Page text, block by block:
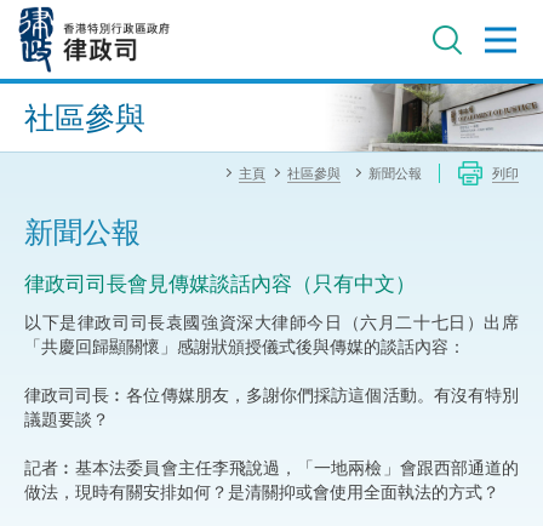
內
進階搜尋
社區參與
主頁 社區參與 新聞公報 列印
新聞公報
律政司司長會見傳媒談話內容（只有中文）
以下是律政司司長袁國強資深大律師今日（六月二十七日）出席
「共慶回歸顯關懷」感謝狀頒授儀式後與傳媒的談話內容：
律政司司長︰各位傳媒朋友，多謝你們採訪這個活動。有沒有特別
議題要談？
記者︰基本法委員會主任李飛說過，「一地兩檢」會跟西部通道的
做法，現時有關安排如何？是清關抑或會使用全面執法的方式？